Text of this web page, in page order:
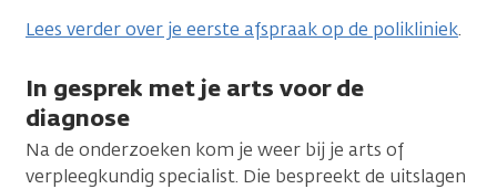
Lees verder over je eerste afspraak op de polikliniek.
In gesprek met je arts voor de
diagnose
Na de onderzoeken kom je weer bij je arts of
verpleegkundig specialist. Die bespreekt de uitslagen